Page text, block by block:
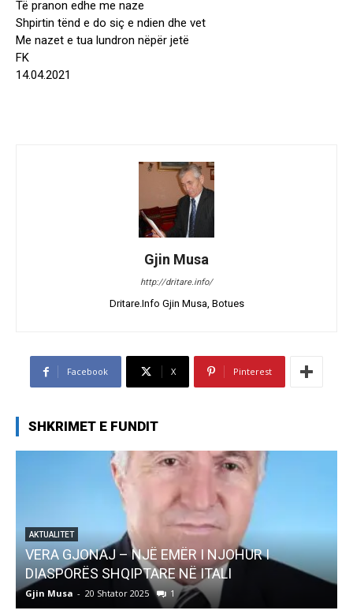
Të pranon edhe me naze
Shpirtin tënd e do siç e ndien dhe vet
Me nazet e tua lundron nëpër jetë
FK
14.04.2021
Gjin Musa
http://dritare.info/
Dritare.Info Gjin Musa, Botues
Facebook X Pinterest
SHKRIMET E FUNDIT
AKTUALITET
Pregaditi Gjin Musa-Rome- Shtator 2025
Gjin Musa - 8 Shtator 2025 0